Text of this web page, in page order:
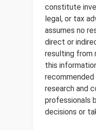
constitute
legal, or tax
assumes no
direct or
resulting from
this
research and
professionals
decisions or